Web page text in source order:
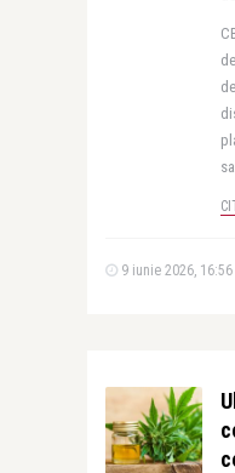
9 iunie 2026, 16:56